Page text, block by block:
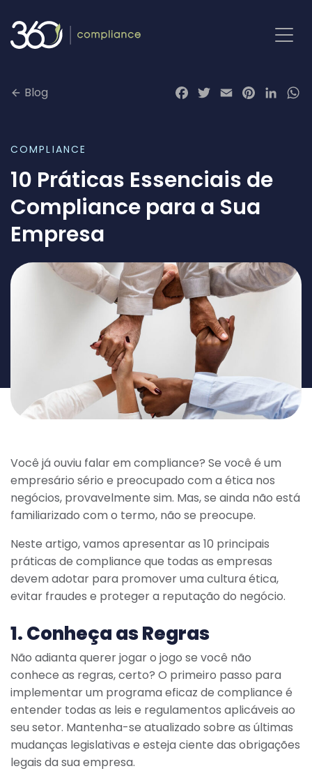
para
Blog
Facebook
Twitter
EmailPinterest
COMPLIANCE
10 Práticas Essenciais de
Compliance para a Sua
Empresa
Você já ouviu falar em compliance? Se você é um
empresário sério e preocupado com a ética nos
negócios, provavelmente sim. Mas, se ainda não está
familiarizado com o termo, não se preocupe.
Neste artigo, vamos apresentar as 10 principais
práticas de compliance que todas as empresas
devem adotar para promover uma cultura ética,
evitar fraudes e proteger a reputação do negócio.
1. Conheça as Regras
Não adianta querer jogar o jogo se você não
conhece as regras, certo? O primeiro passo para
implementar um programa eficaz de compliance é
entender todas as leis e regulamentos aplicáveis ao
seu setor. Mantenha-se atualizado sobre as últimas
mudanças legislativas e esteja ciente das obrigações
legais da sua empresa.